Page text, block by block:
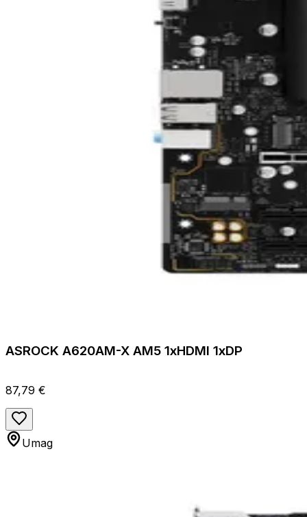
ASROCK A620AM-X AM5 1xHDMI 1xDP
87,79 €
Umag